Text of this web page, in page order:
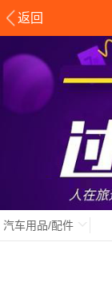
返回
汽车用品/配件